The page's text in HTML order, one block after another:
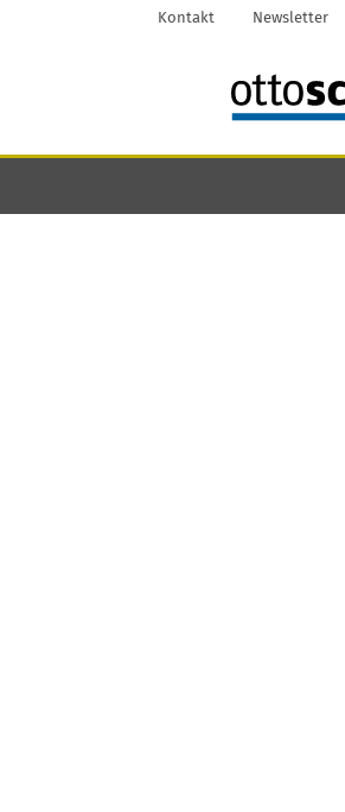
Kontakt Newsletter